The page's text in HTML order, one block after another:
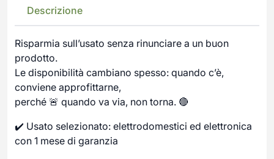
Descrizione
Risparmia sull’usato senza rinunciare a un buon
prodotto.
Le disponibilità cambiano spesso: quando c’è,
conviene approfittarne,
perché 🚨 quando va via, non torna. 🔴
✔️ Usato selezionato: elettrodomestici ed elettronica
con 1 mese di garanzia